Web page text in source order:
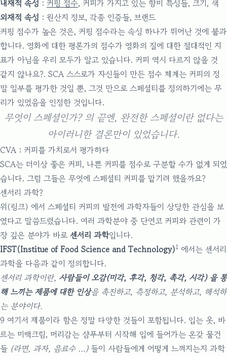
내재적 속성 : 커핑 점수, 커피가 가지고 있는 향미 특성들, 크기, 색
외재적 속성 : 원산지 정보, 각종 인증들, 브랜드
커핑 점수가 높은 것은, 커핑 점수라는 속성 하나가 뛰어난 것에 불과
합니다. 영화에 대한 평론가의 점수가 영화의 질에 대한 절대적인 지
표가 아님을 우리 모두가 알고 있습니다. 커피 역시 다르지 않을 것
같지 않나요?. SCA 스스로가 자신들이 만든 점수 체계는 커피의 정
말 일부를 평가한 것일 뿐, 그것 만으로 스페셜티를 정의하기에는 무
리가 있었음을 인정한 것입니다.
무엇이 스페셜인가? 의 끝엔, 완전한 스페셜이란 없다는
아이러니한 결론만이 있었습니다.
CVA : 커피를 가치로서 평가하다
SCA는 더이상 좋은 커피, 나쁜 커피를 점수로 구분할 수가 없게 되었
습니다. 그럼 그들은 무엇에 스페셜티 커피를 맡기려 했을까요?
센서리 과학?
위(링크) 에서 스페셜티 커피의 발전에 과학자들이 상당한 관심을 보
였다고 말씀드렸습니다. 여러 과학분야 중 단연코 커피와 관련이 가
장 깊은 분야가 바로 센서리 과학입니다.
IFST(Institue of Food Science and Technology)1 에서는 센서리
과학을 다음과 같이 정의합니다.
센서리 과학이란, 사람들이 오감(미각, 후각, 청각, 촉각, 시각) 을 통
해 느끼는 제품에 대한 인상을 촉진하고, 측정하고, 분석하고, 해석하
는 분야이다.
9 여기서 제품이라 함은 정말 다양한 것들이 포함됩니다. 입는 옷, 바
르는 미백크림, 머리감는 샴푸부터 시작해 입에 들어가는 온갖 물건
들 (라면, 과자, 음료수 …)들이 사람들에게 어떻게 느껴지는지 과학